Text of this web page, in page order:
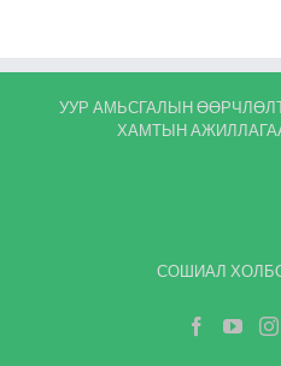
УУР АМЬСГАЛЫН
ХАМТЫН
СОШИАЛ